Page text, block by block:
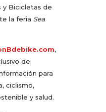
y Bicicletas de
la feria Sea
,
de
para
ciclismo,
y salud.